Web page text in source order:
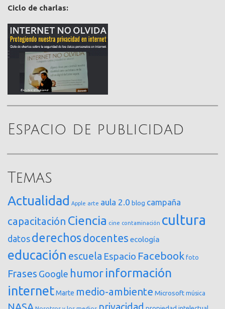
Ciclo de charlas:
Espacio de publicidad
Temas
Actualidad Apple arte aula 2.0 blog campaña
capacitación Ciencia cine contaminación cultura
datos derechosdocentes ecología
educación escuela Espacio Facebook foto
Frases Google humor información
internetMarte medio-ambiente Microsoft música